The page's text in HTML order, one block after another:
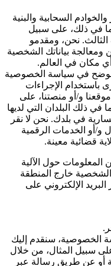
السحابية والبنية
بما في ذلك، على سبيل
نحن، ومقدمو
ومعالجة بياناتك الشخصية
مكان في العالم.
في سياسة الخصوصية
باستخدام الإجراءات
موقعنا و/أو منصتنا، على
في ذلك البلدان التي لديها
في بلدك. نحن لا نقر
و/أو الخدمات الرقمية
قضائية معينة.
حول الآلية
الشخصية خارج المنطقة
البريد الإلكتروني على
الخصوصية، سنقدم إليك
سبيل المثال، من خلال
أو عن طريق رسالة عبر